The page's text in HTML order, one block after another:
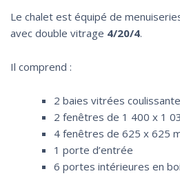
Le chalet est équipé de
avec double vitrage 4/20/4.
Il comprend :
2 baies vitrées
2 fenêtres de 1 400 x 1
4 fenêtres de 625 x 625
1 porte d’entrée
6 portes intérieures en